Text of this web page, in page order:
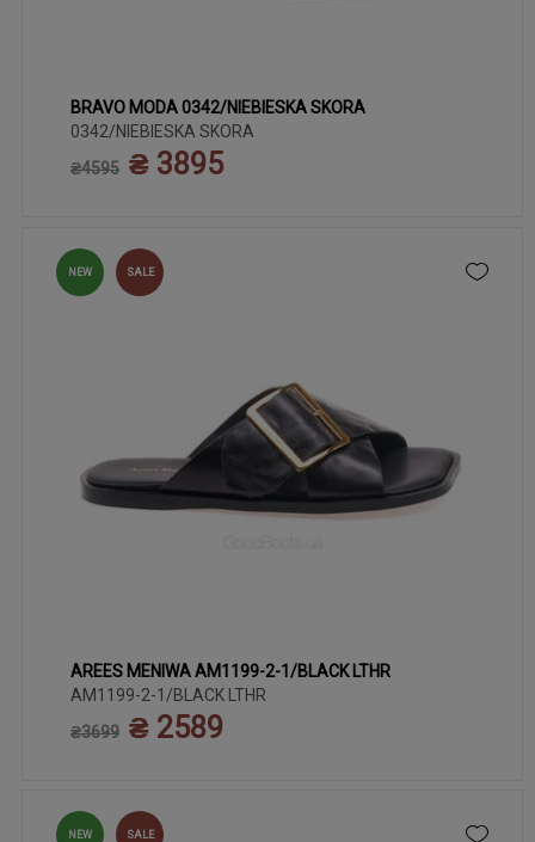
35 36 37 38 39 40 41
BRAVO MODA 0342/NIEBIESKA SKORA
0342/NIEBIESKA SKORA
₴4595 ₴ 3895
NEW SALE
36 37 38 39 40 41
AREES MENIWA AM1199-2-1/BLACK LTHR
AM1199-2-1/BLACK LTHR
₴3699 ₴ 2589
NEW SALE